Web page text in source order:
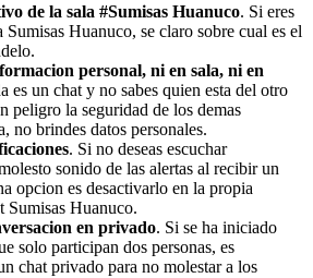
de la sala #Sumisas Huanuco. Si eres
Sumisas Huanuco, se claro sobre cual es el
personal, ni en sala, ni en
es un chat y no sabes quien esta del otro
peligro la seguridad de los demas
no brindes datos personales.
. Si no deseas escuchar
sonido de las alertas al recibir un
opcion es desactivarlo en la propia
Sumisas Huanuco.
en privado. Si se ha iniciado
solo participan dos personas, es
chat privado para no molestar a los